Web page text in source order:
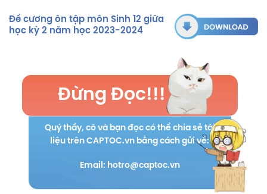
Đề cương ôn tập môn Sinh 12 giữa
học kỳ 2 năm học 2023-2024
Đừng Đọc!!!
Quý thầy, cô và bạn đọc có thể chia sẻ tài
liệu trên CAPTOC.vn bằng cách gửi về:
Email: hotro@captoc.vn